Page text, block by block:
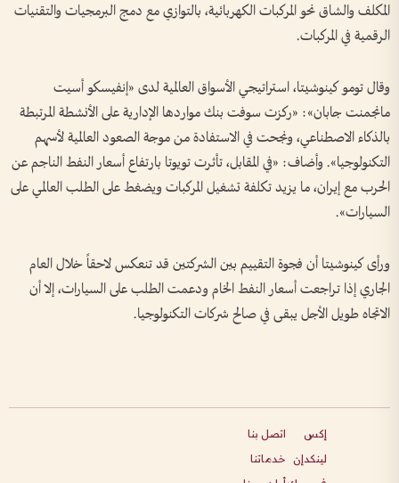
المكلف والشاق نحو المركبات الكهربائية، بالتوازي مع دمج البرمجيات والتقنيات
الرقمية في المركبات.
وقال تومو كينوشيتا، استراتيجي الأسواق العالمية لدى «إنفيسكو أسيت
مانجمنت جابان»: «ركزت سوفت بنك مواردها الإدارية على الأنشطة المرتبطة
بالذكاء الاصطناعي، ونجحت في الاستفادة من موجة الصعود العالمية لأسهم
التكنولوجيا». وأضاف: «في المقابل، تأثرت تويوتا بارتفاع أسعار النفط الناجم عن
الحرب مع إيران، ما يزيد تكلفة تشغيل المركبات ويضغط على الطلب العالمي على
السيارات».
ورأى كينوشيتا أن فجوة التقييم بين الشركتين قد تنعكس لاحقاً خلال العام
الجاري إذا تراجعت أسعار النفط الخام ودعمت الطلب على السيارات، إلا أن
الاتجاه طويل الأجل يبقى في صالح شركات التكنولوجيا.
إكس
لينكدإن
اتصل بنا
خدماتنا